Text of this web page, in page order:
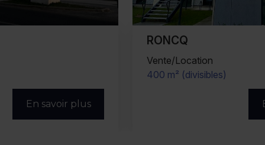
En savoir plus
RONCQ
Vente/Location
400 m² (divisibles)